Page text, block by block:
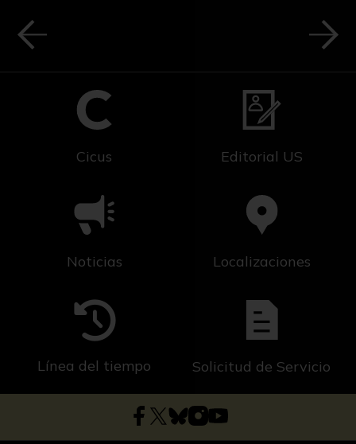
Cicus Editorial US
Noticias Localizaciones
Línea del tiempo Solicitud de Servicio